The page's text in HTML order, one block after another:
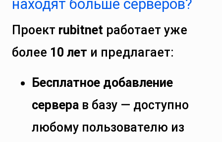
находят больше серверов?
Проект rubitnet работает уже
более 10 лет и предлагает:
Бесплатное добавление
сервера в базу — доступно
любому пользователю из